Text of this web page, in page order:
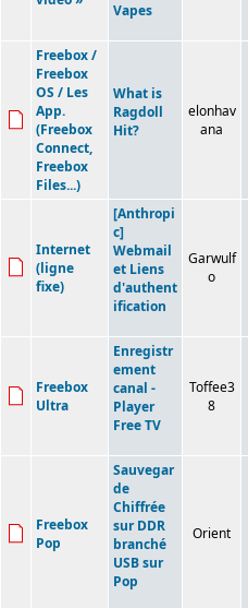
Vapes
Freebox /
Freebox
OS / Les
App.
(Freebox
Connect,
Freebox
Files...)
What is
Ragdoll
Hit?
elonhav
ana
Internet
(ligne
fixe)
[Anthropi
c]
Webmail
et Liens
d'authent
ification
Garwulf
o
Freebox
Ultra
Enregistr
ement
canal -
Player
Free TV
Toffee3
8
Freebox
Pop
Sauvegar
de
Chiffrée
sur DDR
branché
USB sur
Pop
Orient